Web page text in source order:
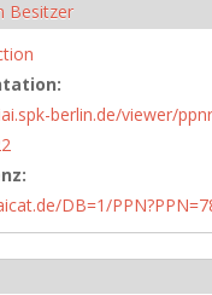
Besitzer
berlin.de/viewer/
DB=1/